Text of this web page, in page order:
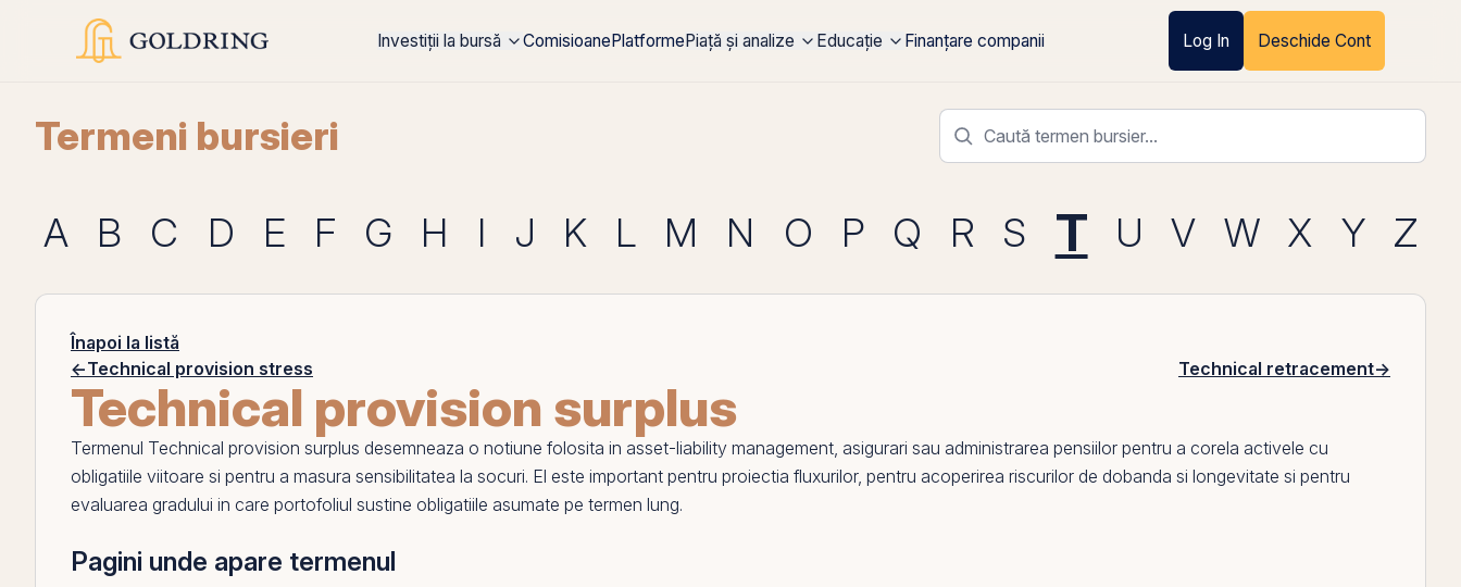
Investiții la bursă ComisioanePlatformePiață și analize Educație Finanțare companii Log In Deschide Cont
Termeni bursieri
A B C D E F G H I J K L M N O P Q R S T U V W X Y Z
Înapoi la listă
←Technical provision stress Technical retracement→
Technical provision surplus
Termenul Technical provision surplus desemneaza o notiune folosita in asset-liability management, asigurari sau administrarea pensiilor pentru a corela activele cu
obligatiile viitoare si pentru a masura sensibilitatea la socuri. El este important pentru proiectia fluxurilor, pentru acoperirea riscurilor de dobanda si longevitate si pentru
evaluarea gradului in care portofoliul sustine obligatiile asumate pe termen lung.
Pagini unde apare termenul